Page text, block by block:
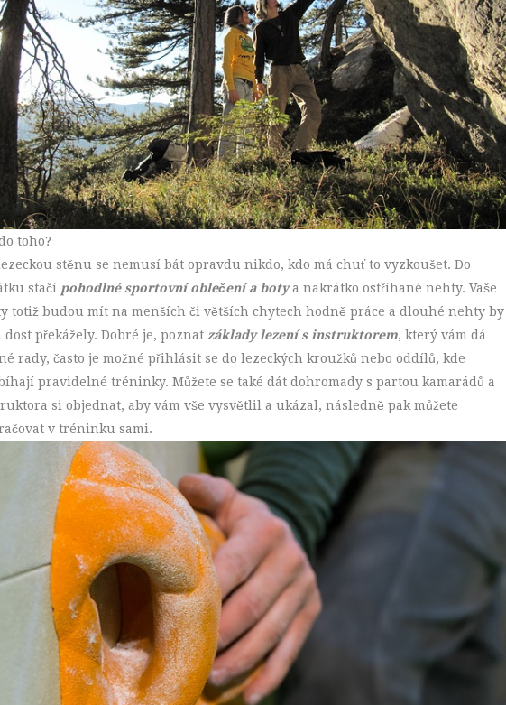
toho?
stěnu se nemusí bát opravdu nikdo, kdo má chuť to vyzkoušet. Do
stačí pohodlné sportovní oblečení a botya nakrátko ostříhané nehty. Vaše
totiž budou mít na menších či větších chytech hodně práce a dlouhé nehty by
dost překážely. Dobré je, poznat základy lezení s instruktorem, který vám dá
rady, často je možné přihlásit se do lezeckých kroužků nebo oddílů, kde
pravidelné tréninky. Můžete se také dát dohromady s partou kamarádů a
si objednat, aby vám vše vysvětlil a ukázal, následně pak můžete
v tréninku sami.